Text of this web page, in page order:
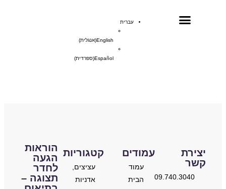
עברית
English
(אנגלית)
Español
(ספרדית)
הוראות
הגעה
לחדר
תצוגה –
קטגוריות
עציצים,
אדניות
עמודים
עמוד
הבית
יצירת
קשר
09.740.3040